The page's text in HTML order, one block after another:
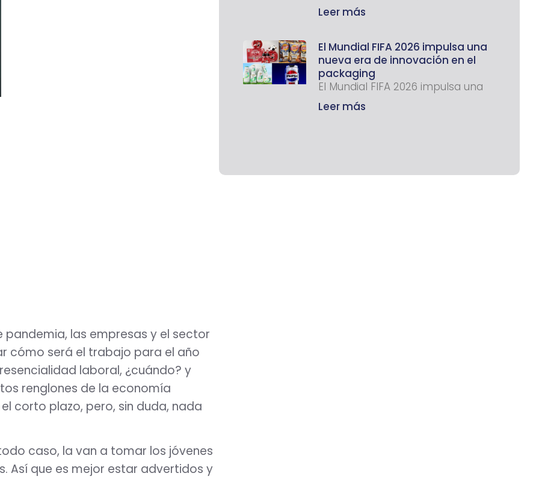
las empresas y el sector
cómo será el trabajo para el año
laboral, ¿cuándo? y
renglones de la economía
corto plazo, pero, sin duda, nada
caso, la van a tomar los jóvenes
Así que es mejor estar advertidos y
Leer más
El Mundial FIFA 2026 impulsa una
nueva era de innovación en el
packaging
El Mundial FIFA 2026 impulsa una
Leer más